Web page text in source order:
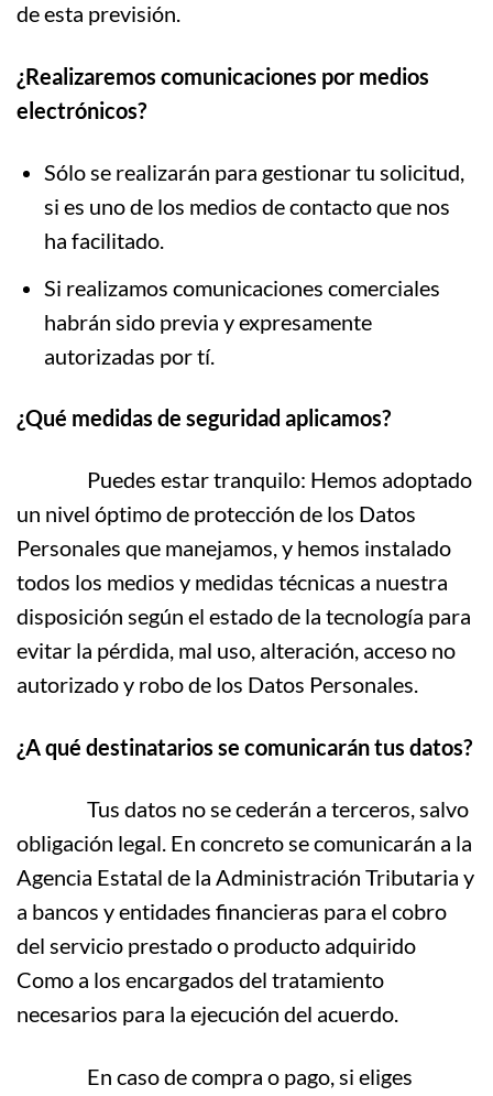
de esta previsión.
¿Realizaremos comunicaciones por medios
electrónicos?
Sólo se realizarán para gestionar tu solicitud,
si es uno de los medios de contacto que nos
ha facilitado.
Si realizamos comunicaciones comerciales
habrán sido previa y expresamente
autorizadas por tí.
¿Qué medidas de seguridad aplicamos?
Puedes estar tranquilo: Hemos adoptado
un nivel óptimo de protección de los Datos
Personales que manejamos, y hemos instalado
todos los medios y medidas técnicas a nuestra
disposición según el estado de la tecnología para
evitar la pérdida, mal uso, alteración, acceso no
autorizado y robo de los Datos Personales.
¿A qué destinatarios se comunicarán tus datos?
Tus datos no se cederán a terceros, salvo
obligación legal. En concreto se comunicarán a la
Agencia Estatal de la Administración Tributaria y
a bancos y entidades financieras para el cobro
del servicio prestado o producto adquirido
Como a los encargados del tratamiento
necesarios para la ejecución del acuerdo.
En caso de compra o pago, si eliges